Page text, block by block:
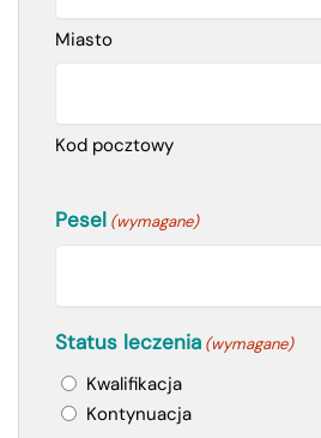
Miasto
Kod pocztowy
Pesel (wymagane)
Status leczenia (wymagane)
Kwalifikacja
Kontynuacja